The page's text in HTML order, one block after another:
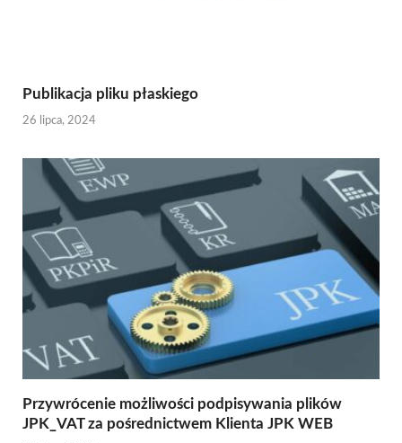
Publikacja pliku płaskiego
26 lipca, 2024
Przywrócenie możliwości podpisywania plików
JPK_VAT za pośrednictwem Klienta JPK WEB